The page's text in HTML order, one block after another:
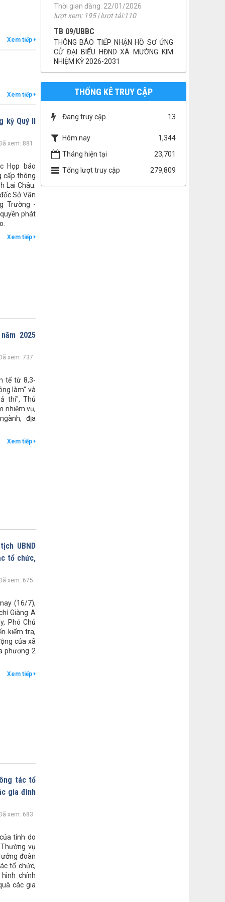
Xem tiếp
Xem tiếp
kỳ Quý II
xem: 881
Họp báo
cấp thông
Lai Châu.
Sở Văn
Trường -
phát
Xem tiếp
2025
xem: 737
tế từ 8,3-
làm" và
thi", Thủ
nhiệm vụ,
địa
Xem tiếp
UBND
tổ chức,
xem: 675
(16/7),
Giàng A
Phó Chủ
kiểm tra,
của xã
phương 2
Xem tiếp
tác tổ
gia đình
xem: 683
tỉnh do
vụ
đoàn
tổ chức,
chính
các gia
lượt xem: 211 | lượt tải:75
NQ 46/NQ-HĐND
NQ 46 điều chỉnh dự toán kinh phí
thực hiện CTMTQG năm 2025
Thời gian đăng: 01/12/2025
lượt xem: 216 | lượt tải:84
1958/UBND-KT
Niêm yết công khai báo cáo đánh giá
tác động môi trường
Thời gian đăng: 07/04/2026
lượt xem: 156 | lượt tải:150
số 46/QĐ-UBND
Thời gian đăng: 22/01/2026
lượt xem: 195 | lượt tải:110
THỐNG KÊ TRUY CẬP
Đang truy cập 13
Hôm nay
1,344
Tháng hiện tại
23,701
Tổng lượt truy cập
279,809